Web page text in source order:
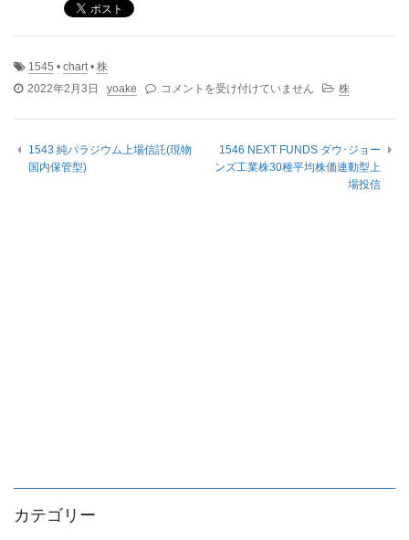
1545 • chart • 株
2022年2月3日
yoake
1545
FUNDS
100
コメントを受け付けていません 株
1543 純パラジウム上場信託(現物
国内保管型)
1546 NEXT FUNDS ダウ･ジョー
ンズ工業株30種平均株価連動型上
場投信
カテゴリー